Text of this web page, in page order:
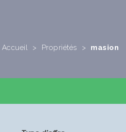
Accueil > Propriétés > masion